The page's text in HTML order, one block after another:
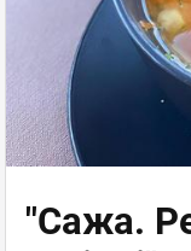
"Сажа.